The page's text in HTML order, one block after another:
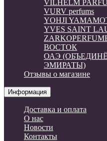
VILHELM
VURV perfums
YOHJI
YVES SAINT
ВОСТОК
ОАЭ
ЭМИРАТЫ)
Отзывы о магазине
Информация
Доставка и оплата
О нас
Новости
Контакты